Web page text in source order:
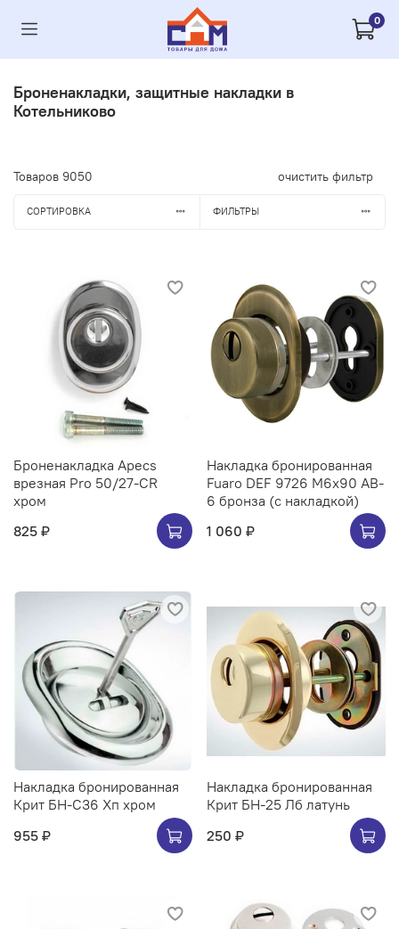
0
Броненакладки, защитные накладки в
Котельниково
Товаров 9050 очистить фильтр
СОРТИРОВКА ФИЛЬТРЫ
Броненакладка Apecs
врезная Pro 50/27-CR
хром
825 ₽
Накладка бронированная
Fuaro DEF 9726 M6x90 AB-
6 бронза (с накладкой)
1 060 ₽
Накладка бронированная
Крит БН-С36 Хп хром
955 ₽
Накладка бронированная
Крит БН-25 Лб латунь
250 ₽